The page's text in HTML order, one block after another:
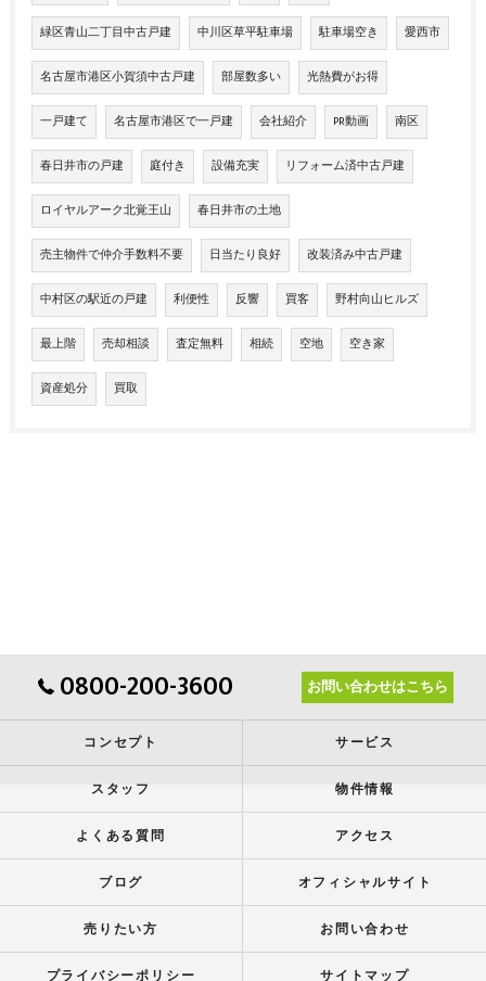
緑区青山二丁目中古戸建 中川区草平駐車場 駐車場空き 愛西市
名古屋市港区小賀須中古戸建 部屋数多い 光熱費がお得
一戸建て 名古屋市港区で一戸建 会社紹介 PR動画 南区
春日井市の戸建 庭付き 設備充実 リフォーム済中古戸建
ロイヤルアーク北覚王山 春日井市の土地
売主物件で仲介手数料不要 日当たり良好 改装済み中古戸建
中村区の駅近の戸建 利便性 反響 買客 野村向山ヒルズ
最上階 売却相談 査定無料 相続 空地 空き家
資産処分 買取
0800-200-3600 お問い合わせはこちら
コンセプト サービス
スタッフ 物件情報
よくある質問 アクセス
ブログ オフィシャルサイト
売りたい方 お問い合わせ
プライバシーポリシー サイトマップ